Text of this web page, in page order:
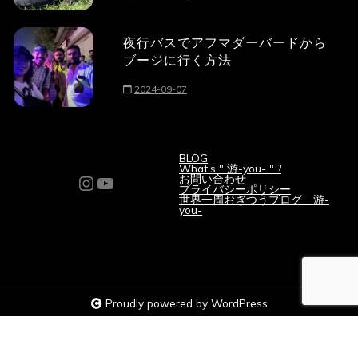
夜行バスでアフマダーバードから
ブージに行く方法
2024-09-07
Instagram
YouTube
BLOG
What's " 游-you- " ?
お問い合わせ
プライバシーポリシー
世界一周おぎつうブログ 游-
you-
Proudly powered by WordPress